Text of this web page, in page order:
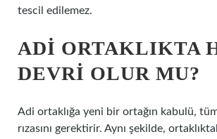
tescil edilemez.
ADI ORTAKLIKTA
DEVRI OLUR MU?
Adi ortaklığa yeni bir ortağın kabulü,
rızasını gerektirir. Aynı şekilde,